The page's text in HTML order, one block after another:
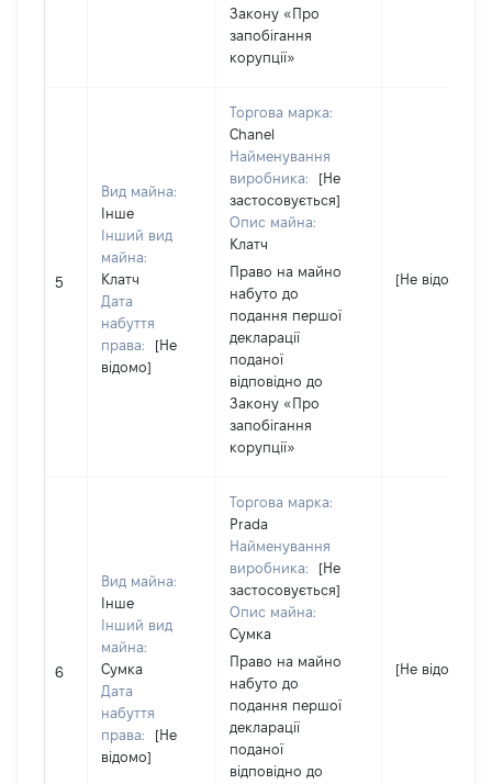
Закону «Про
запобігання
корупції»
5
Вид майна:
Інше
Інший вид
майна:
Клатч
Дата
набуття
права:
[Не
відомо]
Торгова марка:
Chanel
Найменування
виробника:
[Не
застосовується]
Опис майна:
Клатч
Право на майно
набуто до
подання першої
декларації
поданої
відповідно до
Закону «Про
запобігання
корупції»
[Не відомо]
6
Вид майна:
Інше
Інший вид
майна:
Сумка
Дата
набуття
права:
[Не
відомо]
Торгова марка:
Prada
Найменування
виробника:
[Не
застосовується]
Опис майна:
Сумка
Право на майно
набуто до
подання першої
декларації
поданої
відповідно до
[Не відомо]